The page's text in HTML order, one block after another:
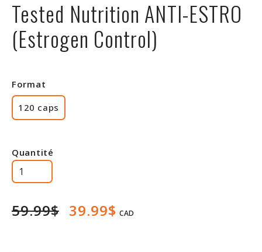
Tested Nutrition ANTI-ESTRO
(Estrogen Control)
Format
120 caps
Quantité
59.99$ 39.99$ CAD
Rabais